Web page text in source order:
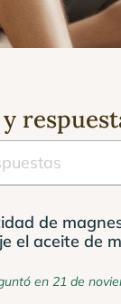
de
el aceite de
en 21 de